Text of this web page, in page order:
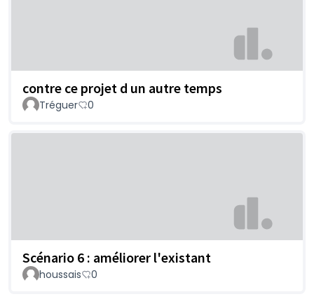
contre ce projet d un autre temps
Tréguer 0
Scénario 6 : améliorer l'existant
houssais 0